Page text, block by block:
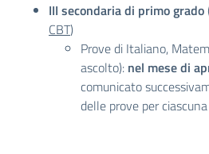
III secondaria di primo grado
CBT)
Prove di Italiano,
ascolto): nel mese di
comunicato
delle prove per